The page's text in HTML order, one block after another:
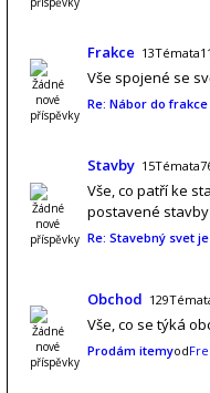
Frakce
Vše spojené se
Re: Nábor do frakce
Stavby
Vše, co patří ke
postavené stavby
Re: Stavebný svet
Obchod
Vše, co se týká
Prodám itemyod